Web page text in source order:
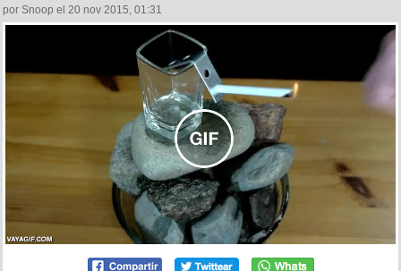
por Snoop el 20 nov 2015, 01:31